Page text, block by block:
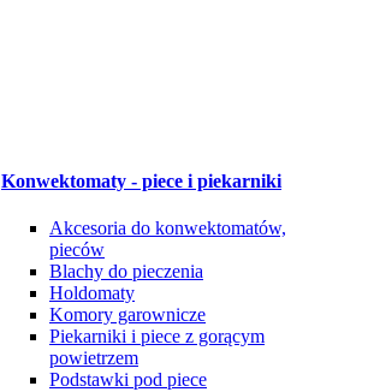
Konwektomaty - piece i piekarniki
Akcesoria do konwektomatów,
pieców
Blachy do pieczenia
Holdomaty
Komory garownicze
Piekarniki i piece z gorącym
powietrzem
Podstawki pod piece